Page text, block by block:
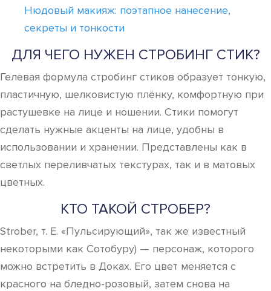
Нюдовый макияж: поэтапное нанесение,
секреты и тонкости
ДЛЯ ЧЕГО НУЖЕН СТРОБИНГ СТИК?
Гелевая формула стробинг стиков образует тонкую,
пластичную, шелковистую плёнку, комфортную при
растушевке на лице и ношении. Стики помогут
сделать нужные акценты на лице, удобны в
использовании и хранении. Представлены как в
светлых переливчатых текстурах, так и в матовых
цветных.
КТО ТАКОЙ СТРОБЕР?
Strober, т. Е. «Пульсирующий», так же известный
некоторыми как Сотобуру) — персонаж, которого
можно встретить в Доках. Его цвет меняется с
красного на бледно-розовый, затем снова на